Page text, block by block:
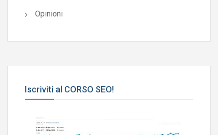
Opinioni
Iscriviti al CORSO SEO!